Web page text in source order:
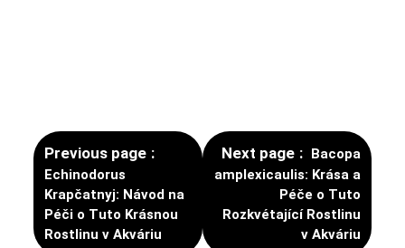
Previous page
Echinodorus
Krapčatnyj: Návod na
Péči o Tuto Krásnou
Rostlinu v Akváriu
Next page
Bacopa
amplexicaulis: Krása a
Péče o Tuto
Rozkvétající Rostlinu
v Akváriu